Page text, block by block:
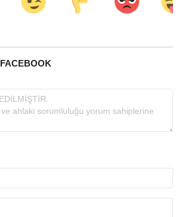
FACEBOOK